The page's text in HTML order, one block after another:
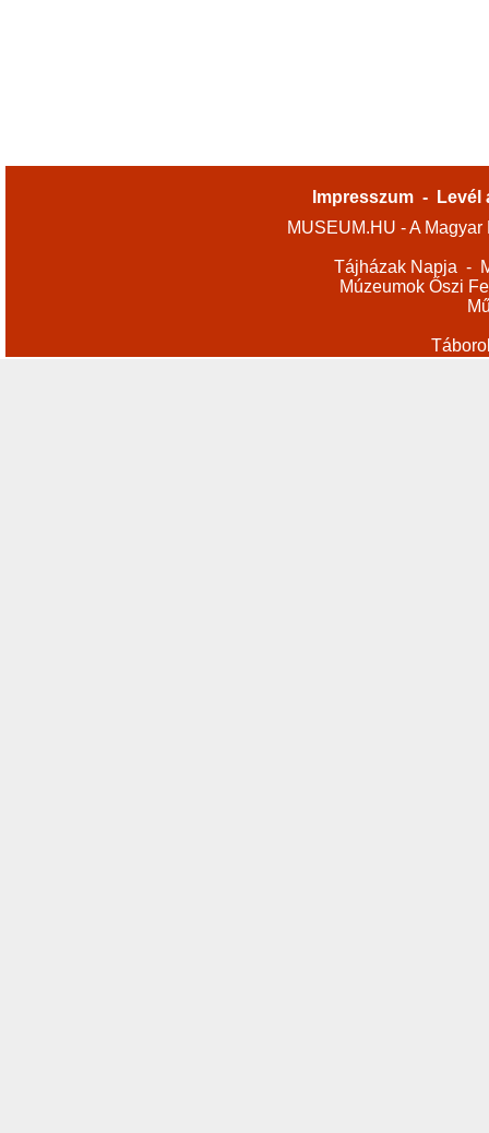
Impresszum -
Levél
MUSEUM.HU - A
Tájházak Napja -
Múzeumok Őszi